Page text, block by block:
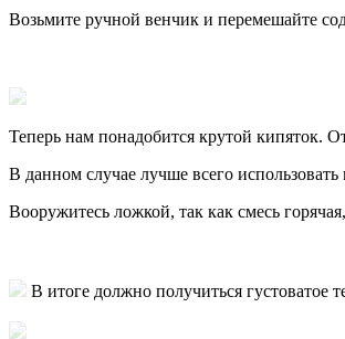
Возьмите ручной венчик и перемешайте
Теперь нам понадобится крутой кипяток.
В данном случае лучше всего
Вооружитесь ложкой, так как смесь
В итоге должно получиться густоватое